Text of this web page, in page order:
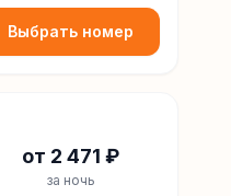
Выбрать номер
от 2 471 ₽
за ночь